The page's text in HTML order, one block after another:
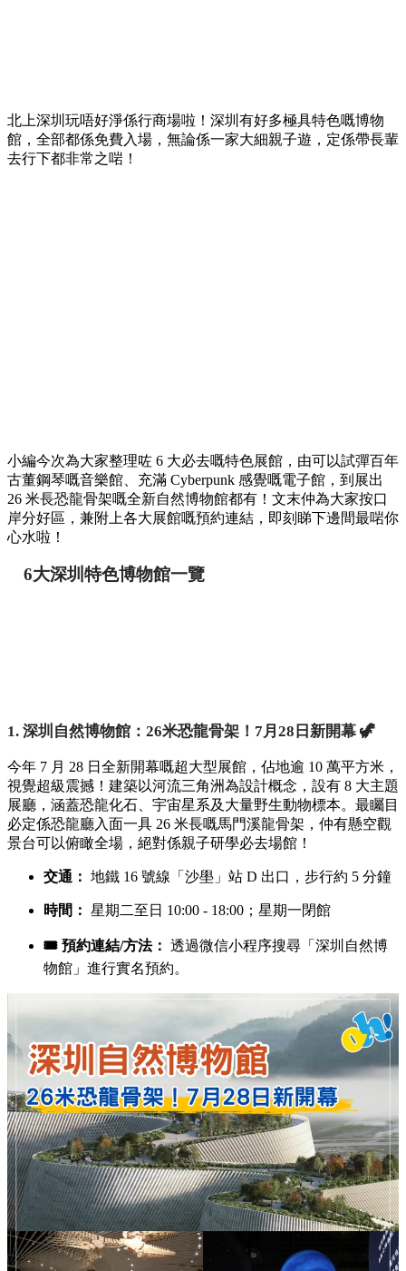
北上深圳玩唔好淨係行商場啦！深圳有好多極具特色嘅博物
館，全部都係免費入場，無論係一家大細親子遊，定係帶長輩
去行下都非常之啱！
小編今次為大家整理咗 6 大必去嘅特色展館，由可以試彈百年
古董鋼琴嘅音樂館、充滿 Cyberpunk 感覺嘅電子館，到展出
26 米長恐龍骨架嘅全新自然博物館都有！文末仲為大家按口
岸分好區，兼附上各大展館嘅預約連結，即刻睇下邊間最啱你
心水啦！
6大深圳特色博物館一覽
1. 深圳自然博物館：26米恐龍骨架！7月28日新開幕 🦖
今年 7 月 28 日全新開幕嘅超大型展館，佔地逾 10 萬平方米，
視覺超級震撼！建築以河流三角洲為設計概念，設有 8 大主題
展廳，涵蓋恐龍化石、宇宙星系及大量野生動物標本。最矚目
必定係恐龍廳入面一具 26 米長嘅馬門溪龍骨架，仲有懸空觀
景台可以俯瞰全場，絕對係親子研學必去場館！
交通： 地鐵 16 號線「沙壆」站 D 出口，步行約 5 分鐘
時間： 星期二至日 10:00 - 18:00；星期一閉館
🎟️ 預約連結/方法： 透過微信小程序搜尋「深圳自然博
物館」進行實名預約。